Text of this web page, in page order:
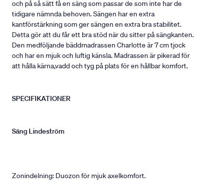
och på så sätt få en säng som passar de som inte har de
tidigare nämnda behoven. Sängen har en extra
kantförstärkning som ger sängen en extra bra stabilitet.
Detta gör att du får ett bra stöd när du sitter på sängkanten.
Den medföljande bäddmadrassen Charlotte är 7 cm tjock
och har en mjuk och luftig känsla. Madrassen är pikerad för
att hålla kärna,vadd och tyg på plats för en hållbar komfort.
SPECIFIKATIONER
Säng Lindeström
Zonindelning: Duozon för mjuk axelkomfort.